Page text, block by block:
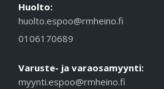
Huolto:
huolto.espoo@rmheino.fi
0106170689
Varuste- ja varaosamyynti:
myynti.espoo@rmheino.fi